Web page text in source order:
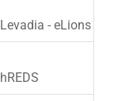
Levadia - eLions
hREDS